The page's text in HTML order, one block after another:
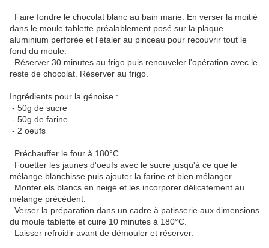
Faire fondre le chocolat blanc au bain marie. En verser la moitié
dans le moule tablette préalablement posé sur la plaque
aluminium perforée et l'étaler au pinceau pour recouvrir tout le
fond du moule.
Réserver 30 minutes au frigo puis renouveler l'opération avec le
reste de chocolat. Réserver au frigo.
Ingrédients pour la génoise :
- 50g de sucre
- 50g de farine
- 2 oeufs
Préchauffer le four à 180°C.
Fouetter les jaunes d'oeufs avec le sucre jusqu'à ce que le
mélange blanchisse puis ajouter la farine et bien mélanger.
Monter els blancs en neige et les incorporer délicatement au
mélange précédent.
Verser la préparation dans un cadre à patisserie aux dimensions
du moule tablette et cuire 10 minutes à 180°C.
Laisser refroidir avant de démouler et réserver.